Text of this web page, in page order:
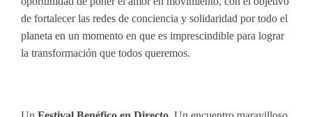
de fortalecer las redes de conciencia y solidaridad por todo el
planeta en un momento en que es imprescindible para lograr
la transformación que todos queremos.